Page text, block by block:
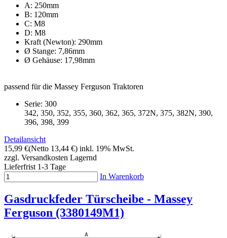
A: 250mm
B: 120mm
C: M8
D: M8
Kraft (Newton): 290mm
Ø Stange: 7,86mm
Ø Gehäuse: 17,98mm
passend für die Massey Ferguson Traktoren
Serie: 300
342, 350, 352, 355, 360, 362, 365, 372N, 375, 382N, 390,
396, 398, 399
Detailansicht
15,99 €(Netto 13,44 €) inkl. 19% MwSt.
zzgl. Versandkosten Lagernd
Lieferfrist 1-3 Tage
In Warenkorb
Gasdruckfeder Türscheibe - Massey
Ferguson (3380149M1)